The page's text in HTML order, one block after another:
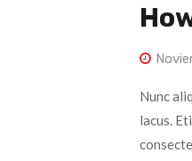
Nunc
lacus.